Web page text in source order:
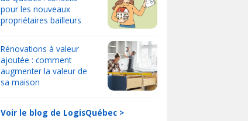
pour les nouveaux
propriétaires bailleurs
Rénovations à valeur
ajoutée : comment
augmenter la valeur de
sa maison
Voir le blog de LogisQuébec >